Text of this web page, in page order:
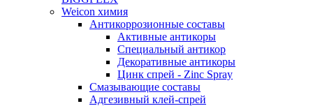
Weicon химия
Антикоррозионные составы
Активные антикоры
Специальный антикор
Декоративные антикоры
Цинк спрей - Zinc Spray
Смазывающие составы
Адгезивный клей-спрей